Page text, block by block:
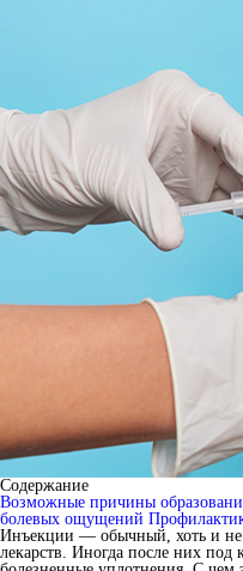
Содержание
Возможные причины
болевых ощущений
Инъекции — обычный, хоть и не
лекарств. Иногда после них под